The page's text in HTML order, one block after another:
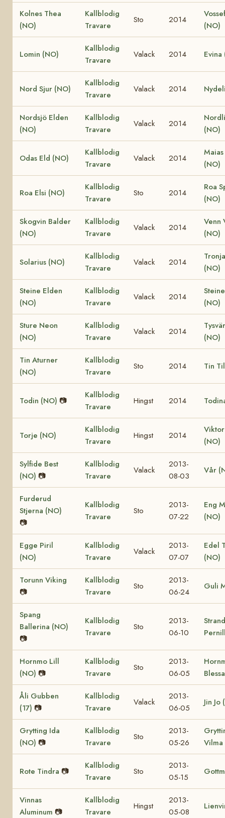
Kolnes Thea
(NO)
Kallblodig
Travare
Sto 2014
(NO)
Lomin (NO)
Kallblodig
Travare
Valack 2014 Evina
Nord Sjur (NO)
Kallblodig
Travare
Valack 2014
Nordsjö Elden
(NO)
Kallblodig
Travare
Valack 2014
(NO)
Odas Eld (NO)
Kallblodig
Travare
Valack 2014
(NO)
Roa Elsi (NO)
Kallblodig
Travare
Sto 2014
Roa
(NO)
Skogvin Balder
(NO)
Kallblodig
Travare
Valack 2014
Venn
(NO)
Solarius (NO)
Kallblodig
Travare
Valack 2014
(NO)
Steine Elden
(NO)
Kallblodig
Travare
Valack 2014
(NO)
Sture Neon
(NO)
Kallblodig
Travare
Valack 2014
(NO)
Tin Aturner
(NO)
Kallblodig
Travare
Sto 2014 Tin
Todin (NO) 📷
Kallblodig
Travare
Hingst 2014
Torje (NO)
Kallblodig
Travare
Hingst 2014
(NO)
Sylfide Best
(NO) 📷
Kallblodig
Travare
Valack
2013-
08-03
Vår
Furderud
Stjerna (NO)
📷
Kallblodig
Travare
Sto
2013-
07-22
Eng
(NO)
Egge Piril
(NO)
Kallblodig
Travare
Valack
2013-
07-07
Edel
(NO)
Torunn Viking
📷
Kallblodig
Travare
Sto
2013-
06-24
Guli
Spang
Ballerina (NO)
📷
Kallblodig
Travare
Sto
2013-
06-10
Hornmo Lill
(NO) 📷
Kallblodig
Travare
Sto
2013-
06-05
Åli Gubben
(17) 📷
Kallblodig
Travare
Valack
2013-
06-05
Jin Jo
Grytting Ida
(NO) 📷
Kallblodig
Travare
Sto
2013-
05-26
Rote Tindra 📷
Kallblodig
Travare
Sto
2013-
05-15
Vinnas
Aluminum 📷
Kallblodig
Travare
Hingst
2013-
05-08